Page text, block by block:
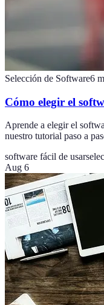
Selección de Software6
Cómo elegir el
Aprende a elegir el
nuestro tutorial paso a
software fácil de usar
Aug 6